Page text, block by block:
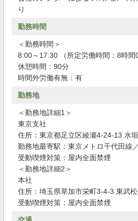
り
勤務時間
＜勤務時間＞
8:00～17:30 （所定労働時間：8時間0
休憩時間：90分
時間外労働有無：有
勤務地
＜勤務地詳細1＞
東京支社
住所：東京都足立区綾瀬4-24-13 水
勤務地最寄駅：東京メトロ千代田線
受動喫煙対策：屋内全面禁煙
＜勤務地詳細2＞
本社
住所：埼玉県草加市栄町3-4-3 東武
受動喫煙対策：屋内全面禁煙